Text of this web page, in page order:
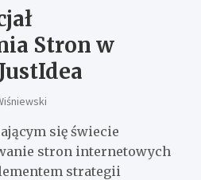
Stron w
się świecie
stron internetowych
strategii